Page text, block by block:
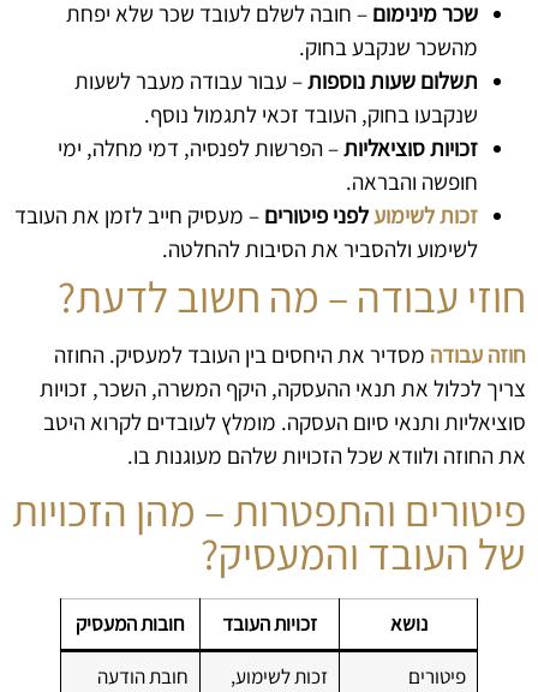
שכר מינימום – חובה לשלם לעובד שכר שלא יפחת
מהשכר שנקבע בחוק.
תשלום שעות נוספות– עבור עבודה מעבר לשעות
שנקבעו בחוק, העובד זכאי לתגמול נוסף.
זכויות סוציאליות– הפרשות לפנסיה, דמי מחלה, ימי
חופשה והבראה.
זכות לשימועלפני פיטורים – מעסיק חייב לזמן את העובד
לשימוע ולהסביר את הסיבות להחלטה.
חוזי עבודה – מה חשוב לדעת?
חוזה עבודה מסדיר את היחסים בין העובד למעסיק. החוזה
צריך לכלול את תנאי ההעסקה, היקף המשרה, השכר, זכויות
סוציאליות ותנאי סיום העסקה. מומלץ לעובדים לקרוא היטב
את החוזה ולוודא שכל הזכויות שלהם מעוגנות בו.
פיטורים והתפטרות – מהן הזכויות
של העובד והמעסיק?
נושא זכויות העובד
חובות המעסיק
פיטורים
זכות לשימוע,
חובת הודעה